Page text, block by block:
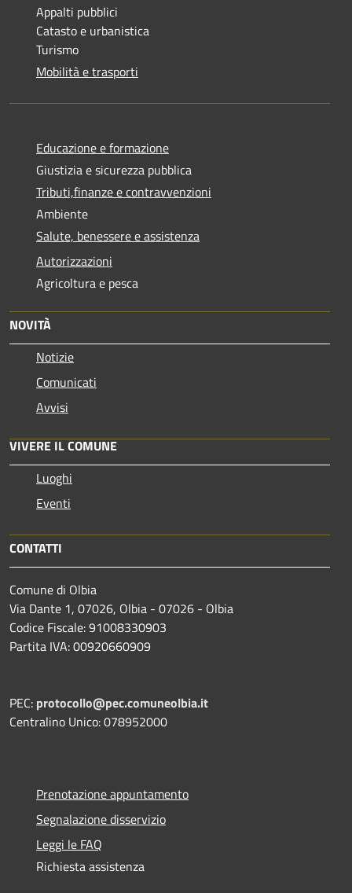
Appalti pubblici
Catasto e urbanistica
Turismo
Mobilità e trasporti
Educazione e formazione
Giustizia e sicurezza pubblica
Tributi,finanze e contravvenzioni
Ambiente
Salute, benessere e assistenza
Autorizzazioni
Agricoltura e pesca
NOVITÀ
Notizie
Comunicati
Avvisi
VIVERE IL COMUNE
Luoghi
Eventi
CONTATTI
Comune di Olbia
Via Dante 1, 07026, Olbia - 07026 - Olbia
Codice Fiscale: 91008330903
Partita IVA: 00920660909
PEC: protocollo@pec.comuneolbia.it
Centralino Unico: 078952000
Prenotazione appuntamento
Segnalazione disservizio
Leggi le FAQ
Richiesta assistenza